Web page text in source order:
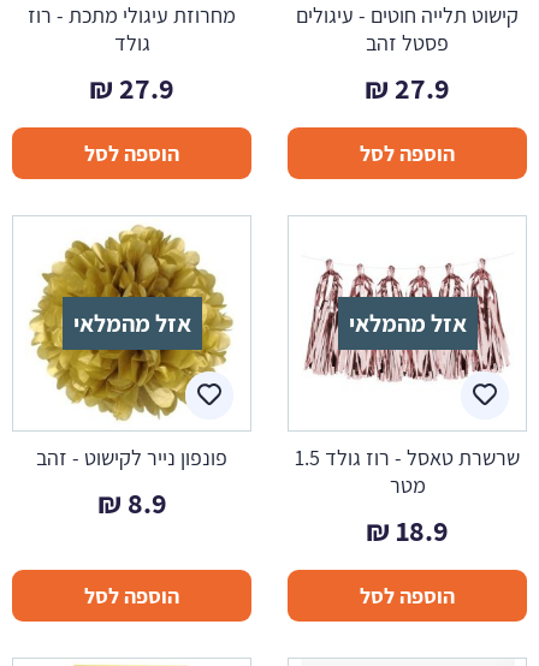
קישוט תלייה חוטים - עיגולים
פסטל זהב
27.9
₪
הוספה לסל
מחרוזת עיגולי מתכת - רוז
גולד
27.9
₪
הוספה לסל
אזל מהמלאי
שרשרת טאסל - רוז גולד 1.5
מטר
18.9
₪
הוספה לסל
אזל מהמלאי
פונפון נייר לקישוט - זהב
8.9
₪
הוספה לסל